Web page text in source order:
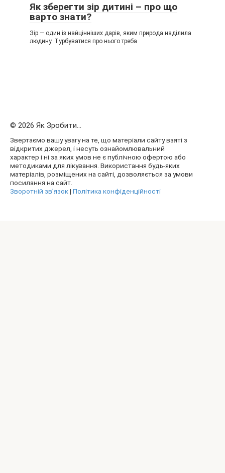
Як зберегти зір дитині – про що
варто знати?
Зір — один із найцінніших дарів, яким природа наділила
людину. Турбуватися про нього треба
© 2026 Як Зробити...
Звертаємо вашу увагу на те, що матеріали сайту взяті з
відкритих джерел, і несуть ознайомлювальний
характер і ні за яких умов не є публічною офертою або
методиками для лікування. Використання будь-яких
матеріалів, розміщених на сайті, дозволяється за умови
посилання на сайт.
Зворотній зв’язок| Політика конфіденційності